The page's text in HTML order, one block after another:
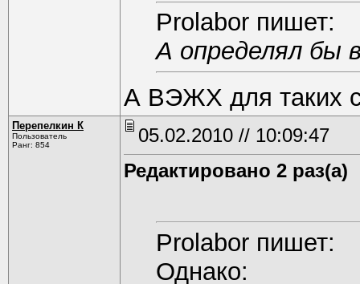
Prolabor пишет:
А определял бы
А ВЭЖХ для таких
Перепелкин К
Пользователь
Ранг: 854
05.02.2010 // 10:09:47
Редактировано 2 раз(а)
Prolabor пишет:
Однако: